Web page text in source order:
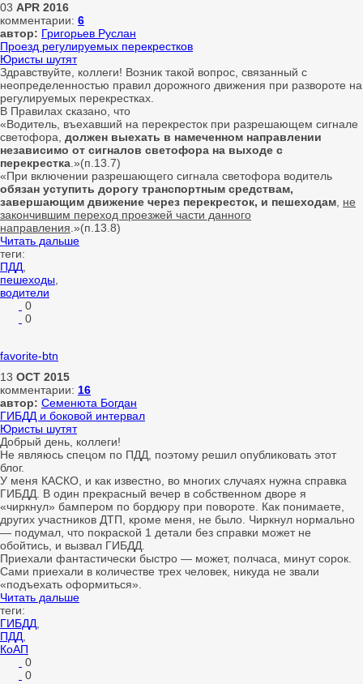
03 APR 2016
комментарии: 6
автор: Григорьев Руслан
Проезд регулируемых перекрестков
Юристы шутят
Здравствуйте, коллеги! Возник такой вопрос, связанный с
неопределенностью правил дорожного движения при развороте на
регулируемых перекрестках.
В Правилах сказано, что
«Водитель, въехавший на перекресток при разрешающем сигнале
светофора, должен выехать в намеченном направлении
независимо от сигналов светофора на выходе с
перекрестка .»(п.13.7)
«При включении разрешающего сигнала светофора водитель
обязан уступить дорогу транспортным средствам,
завершающим движение через перекресток, и пешеходам не
закончившим переход проезжей части данного
направления .»(п.13.8)
Читать дальше
теги:
ПДД
пешеходы
водители
0
0
favorite-btn
13 OCT 2015
комментарии: 16
автор: Семенюта Богдан
ГИБДД и боковой интервал
Юристы шутят
Добрый день, коллеги!
Не являюсь спецом по ПДД, поэтому решил опубликовать этот
блог.
У меня КАСКО, и как известно, во многих случаях нужна справка
ГИБДД. В один прекрасный вечер в собственном дворе я
«чиркнул» бампером по бордюру при повороте. Как понимаете,
других участников ДТП, кроме меня, не было. Чиркнул нормально
— подумал, что покраской 1 детали без справки может не
обойтись, и вызвал ГИБДД.
Приехали фантастически быстро — может, полчаса, минут сорок.
Сами приехали в количестве трех человек, никуда не звали
«подъехать оформиться».
Читать дальше
теги:
ГИБДД
ПДД
КоАП
0
0